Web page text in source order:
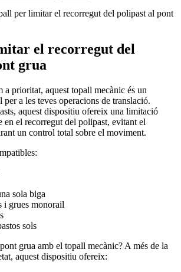
per limitar el recorregut del polipast al pont
el recorregut del
grua
a prioritat, aquest topall mecànic és un
per a les teves operacions de translació.
aquest dispositiu ofereix una limitació
en el recorregut del polipast, evitant el
un control total sobre el moviment.
sola biga
i grues monorail
sols
grua amb el topall mecànic? A més de la
aquest dispositiu ofereix: